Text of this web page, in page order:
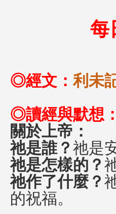
每
◎經文：利未
◎讀經與默想
關於上帝：
祂是誰？ 祂是
祂是怎樣的？
祂作了什麼？
的祝福。